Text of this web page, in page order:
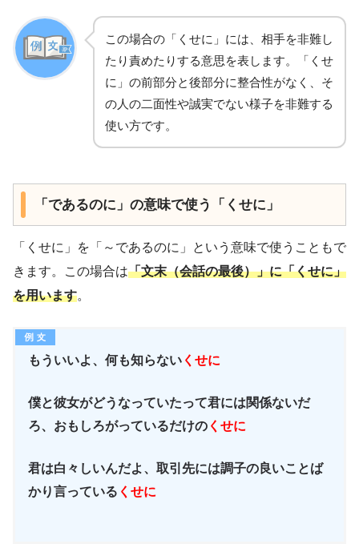
この場合の「くせに」には、相手を非難し
たり責めたりする意思を表します。「くせ
に」の前部分と後部分に整合性がなく、そ
の人の二面性や誠実でない様子を非難する
使い方です。
「であるのに」の意味で使う「くせに」
「くせに」を「～であるのに」という意味で使うこともで
きます。この場合は「文末（会話の最後）」に「くせに」
を用います。
もういいよ、何も知らない くせに
僕と彼女がどうなっていたって君には関係ないだ
ろ、おもしろがっているだけの くせに
君は白々しいんだよ、取引先には調子の良いことば
かり言っている くせに